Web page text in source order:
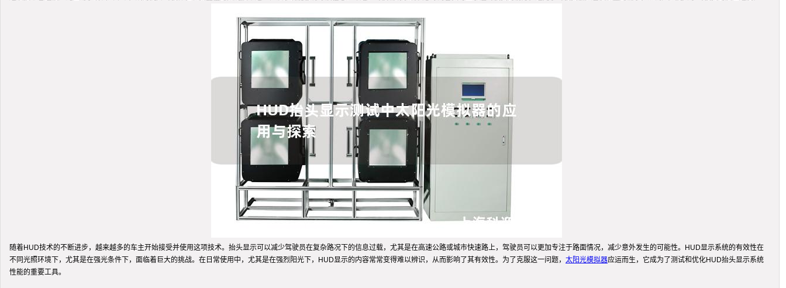
随着HUD技术的不断进步，越来越多的车主开始接受并使用这项技术。抬头显示可以减少驾驶员在复杂路况下的信息过载，尤其是在高速公路或城市快速路上，驾驶员可以更加专注于路面情况，减少意外发生的可能性。HUD显示系统的有效性在
不同光照环境下，尤其是在强光条件下，面临着巨大的挑战。在日常使用中，尤其是在强烈阳光下，HUD显示的内容常常变得难以辨识，从而影响了其有效性。为了克服这一问题， 太阳光模拟器应运而生，它成为了测试和优化HUD抬头显示系统
性能的重要工具。